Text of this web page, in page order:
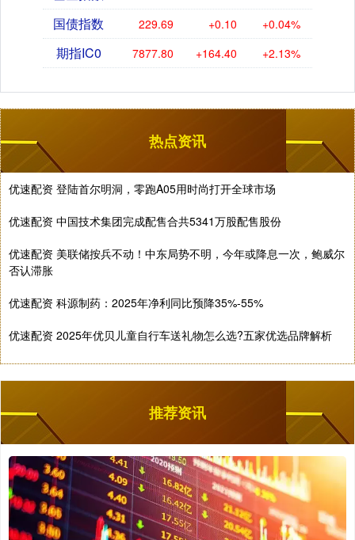
国债指数 229.69 +0.10 +0.04%
期指IC0 7877.80 +164.40 +2.13%
热点资讯
优速配资 登陆首尔明洞，零跑A05用时尚打开全球市场
优速配资 中国技术集团完成配售合共5341万股配售股份
优速配资 美联储按兵不动！中东局势不明，今年或降息一次，鲍威尔
否认滞胀
优速配资 科源制药：2025年净利同比预降35%-55%
优速配资 2025年优贝儿童自行车送礼物怎么选?五家优选品牌解析
推荐资讯